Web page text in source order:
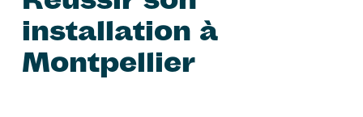
installation à
Montpellier